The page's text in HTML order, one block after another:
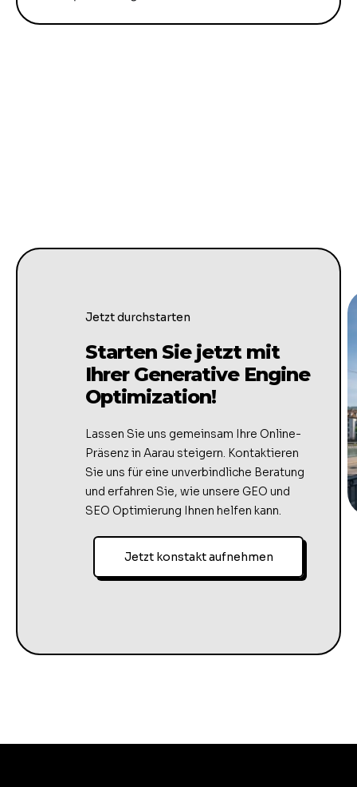
Jetzt durchstarten
Starten Sie jetzt mit
Ihrer Generative Engine
Optimization!
Lassen Sie uns gemeinsam Ihre Online-
Präsenz in Aarau steigern. Kontaktieren
Sie uns für eine unverbindliche Beratung
und erfahren Sie, wie unsere GEO und
SEO Optimierung Ihnen helfen kann.
Jetzt konstakt aufnehmen